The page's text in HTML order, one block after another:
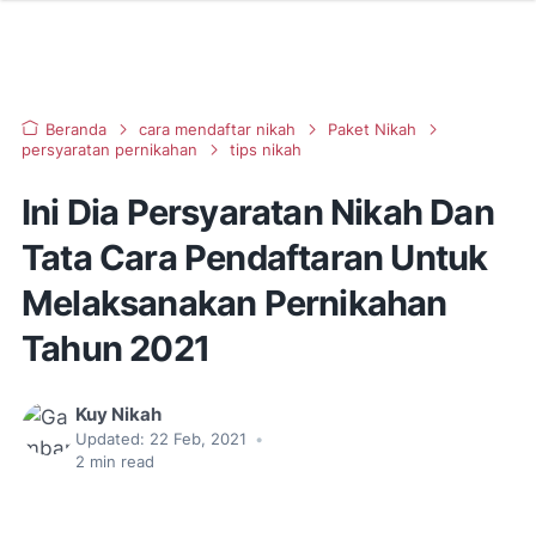
Beranda cara mendaftar nikah
Paket Nikah
persyaratan pernikahan
tips nikah
Ini Dia Persyaratan Nikah Dan
Tata Cara Pendaftaran Untuk
Melaksanakan Pernikahan
Tahun 2021
Kuy Nikah
Updated: 22 Feb, 2021
•
2 min read